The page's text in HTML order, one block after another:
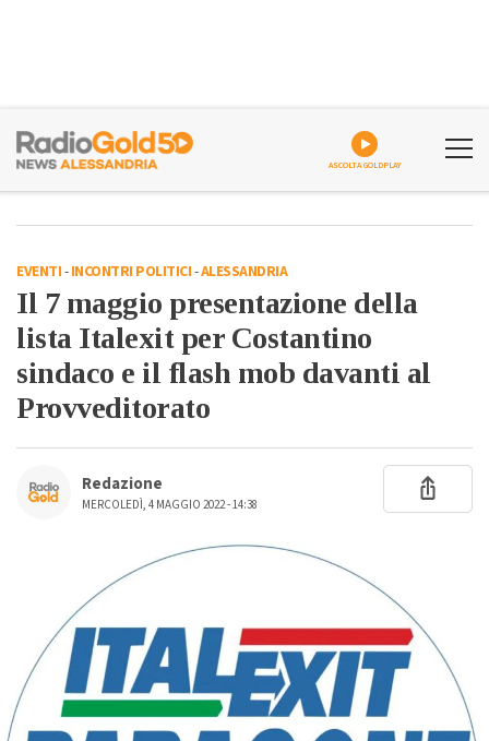
ASCOLTA GOLDPLAY
EVENTI-INCONTRI POLITICI-ALESSANDRIA
Il 7 maggio presentazione della
lista Italexit per Costantino
sindaco e il flash mob davanti al
Provveditorato
Redazione
MERCOLEDÌ, 4 MAGGIO 2022 - 14:38